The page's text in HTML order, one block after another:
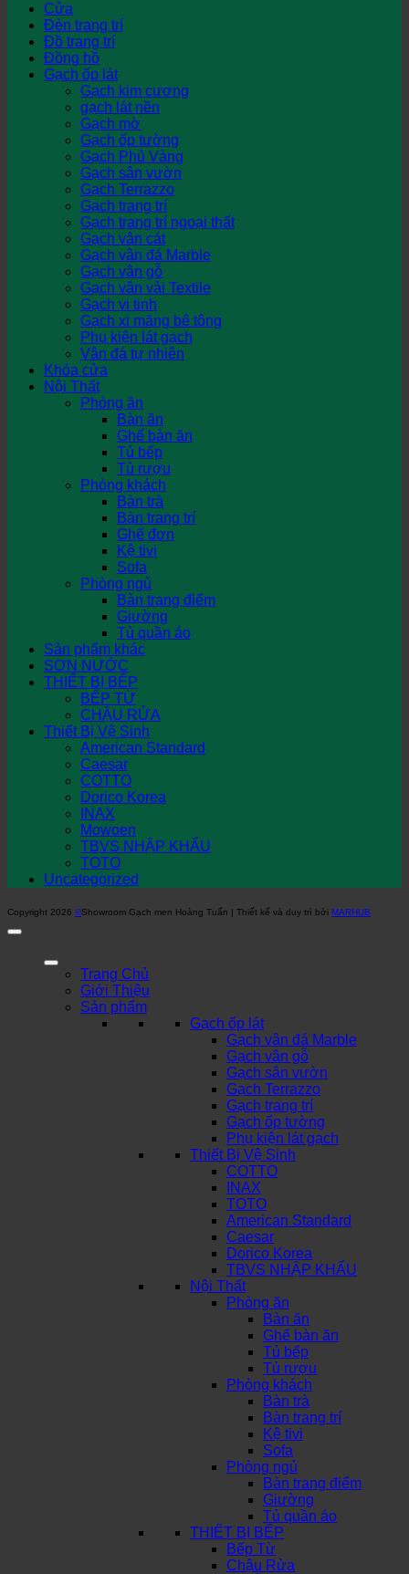
Cửa
Đèn trang trí
Đồ trang trí
Đồng hồ
Gạch ốp lát
Gạch kim cương
gạch lát nền
Gạch mờ
Gạch ốp tường
Gạch Phủ Vàng
Gạch sân vườn
Gạch Terrazzo
Gạch trang trí
Gạch trang trí ngoại thất
Gạch vân cát
Gạch vân đá Marble
Gạch vân gỗ
Gạch vân vải Textile
Gạch vi tinh
Gạch xi măng bê tông
Phụ kiện lát gạch
Vân đá tự nhiên
Khóa cửa
Nội Thất
Phòng ăn
Bàn ăn
Ghế bàn ăn
Tủ bếp
Tủ rượu
Phòng khách
Bàn trà
Bàn trang trí
Ghế đơn
Kệ tivi
Sofa
Phòng ngủ
Bàn trang điểm
Giường
Tủ quần áo
Sản phẩm khác
SƠN NƯỚC
THIẾT BỊ BẾP
BẾP TỪ
CHẬU RỬA
Thiết Bị Vệ Sinh
American Standard
Caesar
COTTO
Dorico Korea
INAX
Mowoen
TBVS NHẬP KHẨU
TOTO
Uncategorized
Copyright 2026 ©Showroom Gạch men Hoàng Tuấn | Thiết kế và duy trì bởi MARHUB
Trang Chủ
Giới Thiệu
Sản phẩm
Gạch ốp lát
Gạch vân đá Marble
Gạch vân gỗ
Gạch sân vườn
Gạch Terrazzo
Gạch trang trí
Gạch ốp tường
Phụ kiện lát gạch
Thiết Bị Vệ Sinh
COTTO
INAX
TOTO
American Standard
Caesar
Dorico Korea
TBVS NHẬP KHẨU
Nội Thất
Phòng ăn
Bàn ăn
Ghế bàn ăn
Tủ bếp
Tủ rượu
Phòng khách
Bàn trà
Bàn trang trí
Kệ tivi
Sofa
Phòng ngủ
Bàn trang điểm
Giường
Tủ quần áo
THIẾT BỊ BẾP
Bếp Từ
Chậu Rửa